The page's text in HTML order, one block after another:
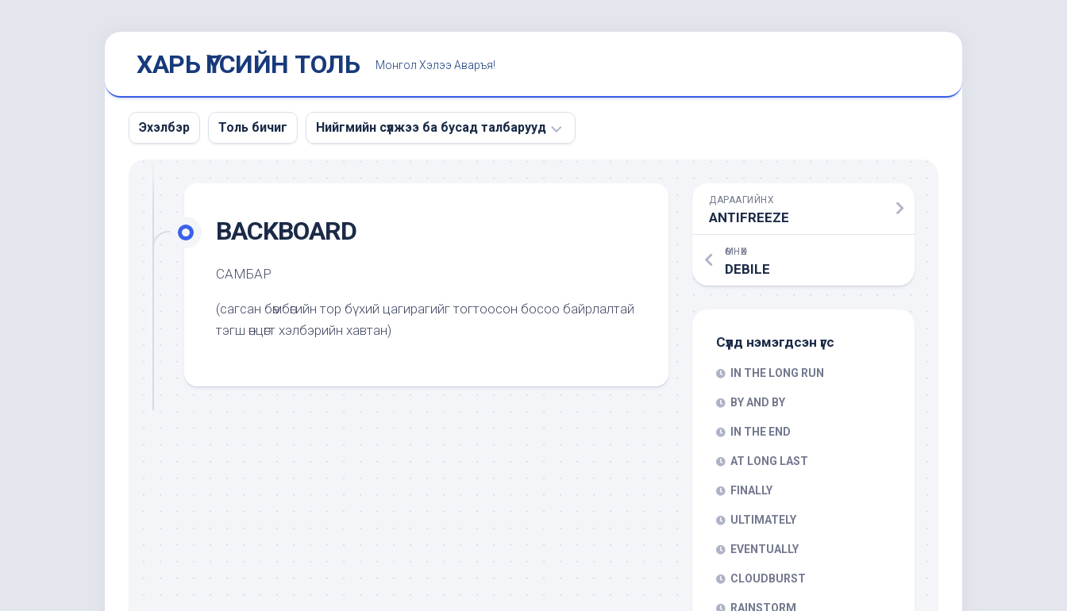
ХАРЬ ҮГСИЙН ТОЛЬ Монгол Хэлээ Аваръя!
Эхэлбэр Толь бичиг Нийгмийн сүлжээ ба бусад талбарууд
BACKBOARD
САМБАР
(сагсан бөмбөгийн тор бүхий цагирагийг тогтоосон босоо байрлалтай
тэгш өнцөгт хэлбэрийн хавтан)
ДАРААГИЙНХ
ANTIFREEZE
ӨМНӨХ
DEBILE
Сүүлд нэмэгдсэн үгс
IN THE LONG RUN
BY AND BY
IN THE END
AT LONG LAST
FINALLY
ULTIMATELY
EVENTUALLY
CLOUDBURST
RAINSTORM